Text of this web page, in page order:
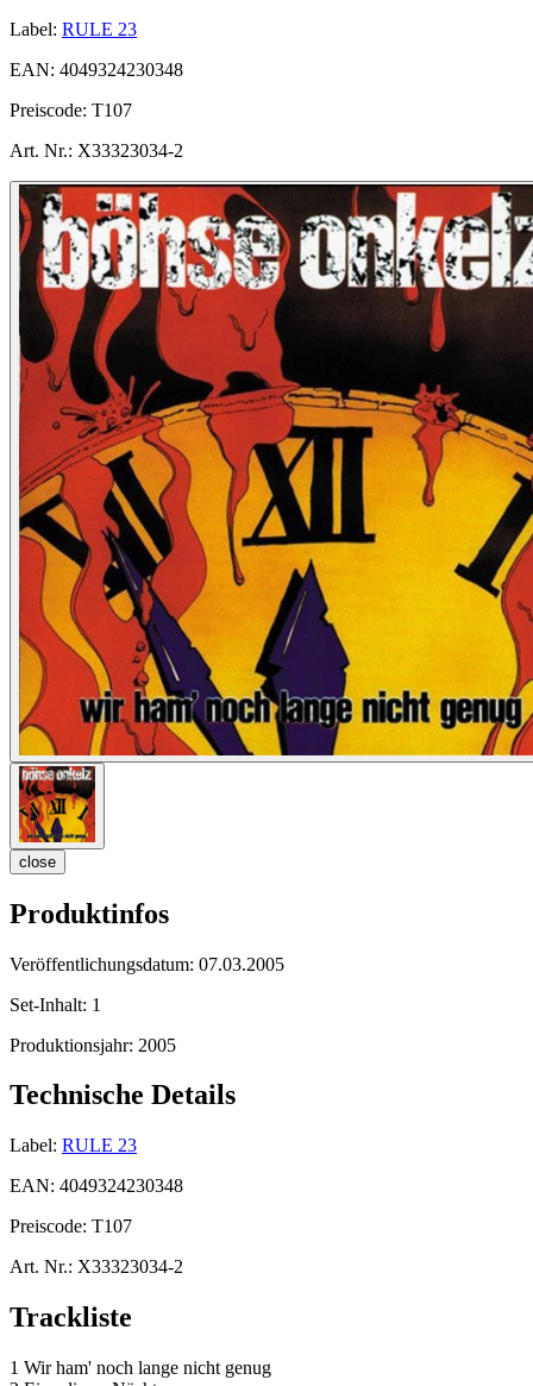
Label: RULE 23
EAN: 4049324230348
Preiscode: T107
Art. Nr.: X33323034-2
close
Produktinfos
Veröffentlichungsdatum: 07.03.2005
Set-Inhalt: 1
Produktionsjahr: 2005
Technische Details
Label: RULE 23
EAN: 4049324230348
Preiscode: T107
Art. Nr.: X33323034-2
Trackliste
1 Wir ham' noch lange nicht genug